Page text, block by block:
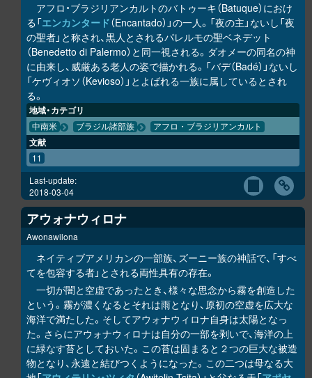
アフロ・ブラジリアンカルトのバトゥーキ（Batuque）におけ
る「エンカンタード（Encantado）」の一人。「夜の主」ないし「夜
の聖者」と称され、黒人とされるパレルモの聖ベネデット
（Benedetto di Palermo）と同一視される。ダオメーの同名の神
に由来し、威厳ある老人の姿で描かれる。「バデ（Badé）」ないし
「ケヴィオソ（Kevioso）」とよばれる一族に属しているとされ
る。
地域・カテゴリ
中南米 ブラジル諸部族 アフロ・ブラジリアンカルト
文献
11
Last-update:
2018-03-04
アウォナウィロナ
Awonawilona
ネイティブアメリカンの一部族、ズーニー族の神話で、「すべ
てを包容する者」とされる両性具有の存在。
一切が闇と空虚であったとき、様々な思念から霧を創造した
という。霧が濃くなるとそれは雨となり、原初の空虚を広大な
海洋で満たした。そしてアウォナウィロナ自身は太陽となっ
た。さらにアウォナウィロナは自分の一部を剥いで、海洋の上
に緑なす苔としておいた。この苔は固まると２つの巨大な被造
物となり、永遠と結びつくようになった。この二つは母なる大